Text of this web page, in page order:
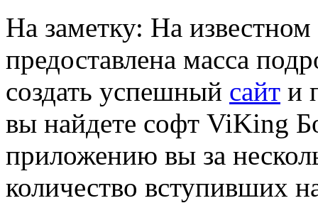
На заметку: На
предоставлена масса
создать успешный сайт и
вы найдете софт ViKing
приложению вы за
количество вступивших